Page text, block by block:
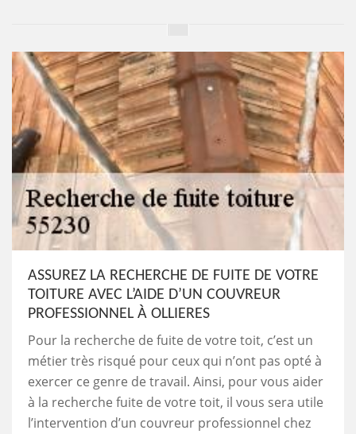
ASSUREZ LA RECHERCHE DE FUITE DE VOTRE
TOITURE AVEC L’AIDE D’UN COUVREUR
PROFESSIONNEL À OLLIERES
Pour la recherche de fuite de votre toit, c’est un
métier très risqué pour ceux qui n’ont pas opté à
exercer ce genre de travail. Ainsi, pour vous aider
à la recherche fuite de votre toit, il vous sera utile
l’intervention d’un couvreur professionnel chez